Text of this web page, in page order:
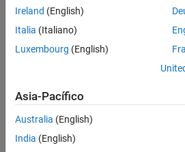
Ireland (English)
Italia (Italiano)
Luxembourg (English)
Asia-Pacífico
Australia (English)
India (English)